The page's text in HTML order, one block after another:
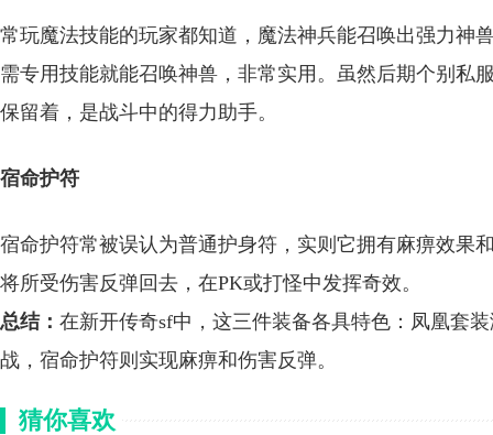
常玩魔法技能的玩家都知道，魔法神兵能召唤出强力神
需专用技能就能召唤神兽，非常实用。虽然后期个别私
保留着，是战斗中的得力助手。
宿命护符
宿命护符常被误认为普通护身符，实则它拥有麻痹效果
将所受伤害反弹回去，在PK或打怪中发挥奇效。
总结： 在新开传奇sf中，这三件装备各具特色：凤凰套
战，宿命护符则实现麻痹和伤害反弹。
猜你喜欢